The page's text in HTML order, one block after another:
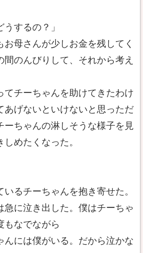
うするの？」
お母さんが少しお金を残してく
のんびりして、それから考え
てチーちゃんを助けてきたわけ
あげないといけないと思っただ
ーちゃんの淋しそうな様子を見
めたくなった。
るチーちゃんを抱き寄せた。
急に泣き出した。僕はチーちゃ
もなでながら
んには僕がいる。だから泣かな